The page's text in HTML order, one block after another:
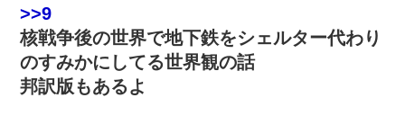
>>9
核戦争後の世界で地下鉄をシェルター代わり
のすみかにしてる世界観の話
邦訳版もあるよ